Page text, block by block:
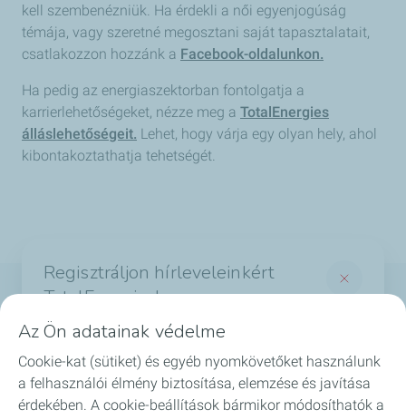
Regisztráljon hírleveleinkért
TotalEnergies!
És értesüljön a legérdekesebb hírekről a
TotalEnergies világából
*Required fields
kell szembenézniük. Ha érdekli a női egyenjogúság
témája, vagy szeretné megosztani saját tapasztalatait,
csatlakozzon hozzánk a Facebook-oldalunkon.
Ha pedig az energiaszektorban fontolgatja a
karrierlehetőségeket, nézze meg a TotalEnergies
álláslehetőségeit. Lehet, hogy várja egy olyan hely, ahol
kibontakoztathatja tehetségét.
Szolgáltatások
Biztonság
Az Ön adatainak védelme
Cookie-kat (sütiket) és egyéb nyomkövetőket használunk
a felhasználói élmény biztosítása, elemzése és javítása
érdekében. A cookie-beállítások bármikor módosíthatók a